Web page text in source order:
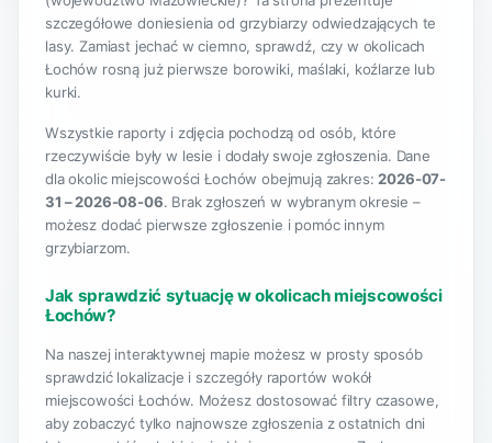
szczegółowe doniesienia od grzybiarzy odwiedzających te
lasy. Zamiast jechać w ciemno, sprawdź, czy w okolicach
Łochów rosną już pierwsze borowiki, maślaki, koźlarze lub
kurki.
Wszystkie raporty i zdjęcia pochodzą od osób, które
rzeczywiście były w lesie i dodały swoje zgłoszenia. Dane
dla okolic miejscowości Łochów obejmują zakres: 2026-07-
31 – 2026-08-06. Brak zgłoszeń w wybranym okresie –
możesz dodać pierwsze zgłoszenie i pomóc innym
grzybiarzom.
Jak sprawdzić sytuację w okolicach miejscowości
Łochów?
Na naszej interaktywnej mapie możesz w prosty sposób
sprawdzić lokalizacje i szczegóły raportów wokół
miejscowości Łochów. Możesz dostosować filtry czasowe,
aby zobaczyć tylko najnowsze zgłoszenia z ostatnich dni